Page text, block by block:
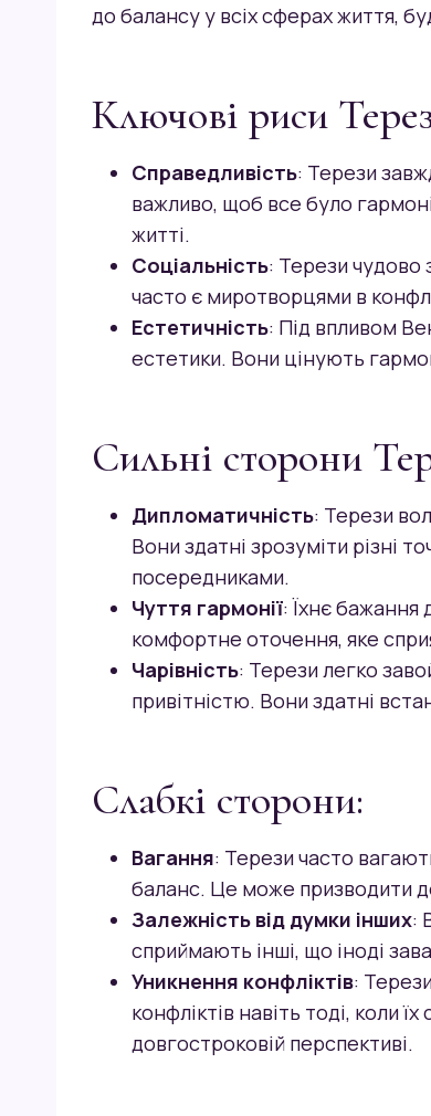
до балансу у всіх сферах життя,
Ключові риси
Справедливість: Терези
важливо, щоб все було
житті.
Соціальність: Терези чудово
часто є миротворцями в
Естетичність: Під впливом
естетики. Вони цінують
Сильні сторони
Дипломатичність: Терези
Вони здатні зрозуміти різні
посередниками.
Чуття гармонії: Їхнє бажання
комфортне оточення, яке
Чарівність: Терези легко
привітністю. Вони здатні
Слабкі сторони:
Вагання: Терези часто
баланс. Це може призводити
Залежність від думки інших:
сприймають інші, що іноді
Уникнення конфліктів:
конфліктів навіть тоді, коли
довгостроковій перспективі.